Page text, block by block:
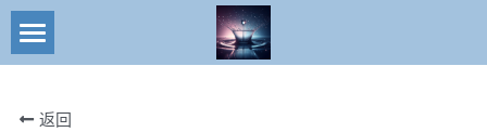
返回
商品分类